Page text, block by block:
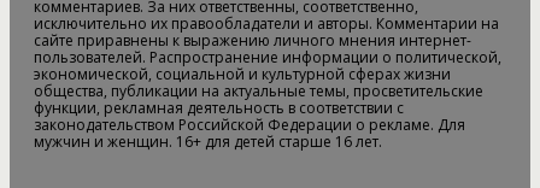
комментариев. За них ответственны, соответственно,
исключительно их правообладатели и авторы. Комментарии на
сайте приравнены к выражению личного мнения интернет-
пользователей. Распространение информации о политической,
экономической, социальной и культурной сферах жизни
общества, публикации на актуальные темы, просветительские
функции, рекламная деятельность в соответствии с
законодательством Российской Федерации о рекламе. Для
мужчин и женщин. 16+ для детей старше 16 лет.